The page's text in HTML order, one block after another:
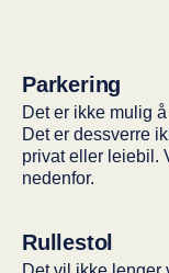
Parkering
Det er ikke mulig
Det er dessverre
privat eller leiebil.
nedenfor.
Rullestol